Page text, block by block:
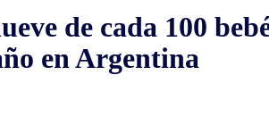
de cada 100
en Argentina